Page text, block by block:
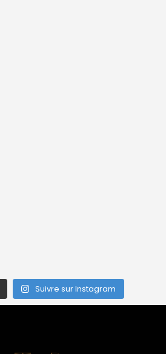
Suivre sur Instagram